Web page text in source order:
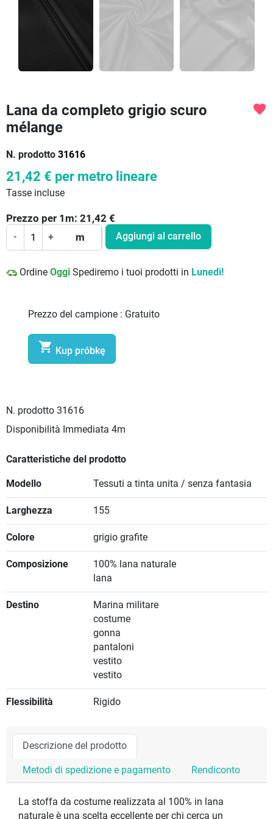
Lana da completo grigio scuro
mélange
N. prodotto 31616
favorite
21,42 € per metro lineare
Tasse incluse
Prezzo per 1 m: 21,42 €
- + m Aggiungi al carrello
Ordine Oggi Spediremo i tuoi prodotti in Lunedì!
Prezzo del campione : Gratuito
 Kup próbkę
N. prodotto 31616
Disponibilità Immediata 4m
Caratteristiche del prodotto
Modello Tessuti a tinta unita / senza fantasia
Larghezza 155
Colore grigio grafite
Composizione
100% lana naturale
lana
Destino
Marina militare
costume
gonna
pantaloni
vestito
vestito
Flessibilità Rigido
Descrizione del prodotto
Metodi di spedizione e pagamento Rendiconto
La stoffa da costume realizzata al 100% in lana
naturale è una scelta eccellente per chi cerca un